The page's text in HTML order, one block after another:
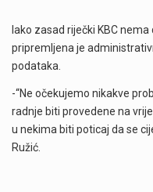
Iako zasad riječki KBC
pripremljena je
podataka.
-“Ne očekujemo nikakve
radnje biti provedene na
u nekima biti poticaj da se
Ružić.